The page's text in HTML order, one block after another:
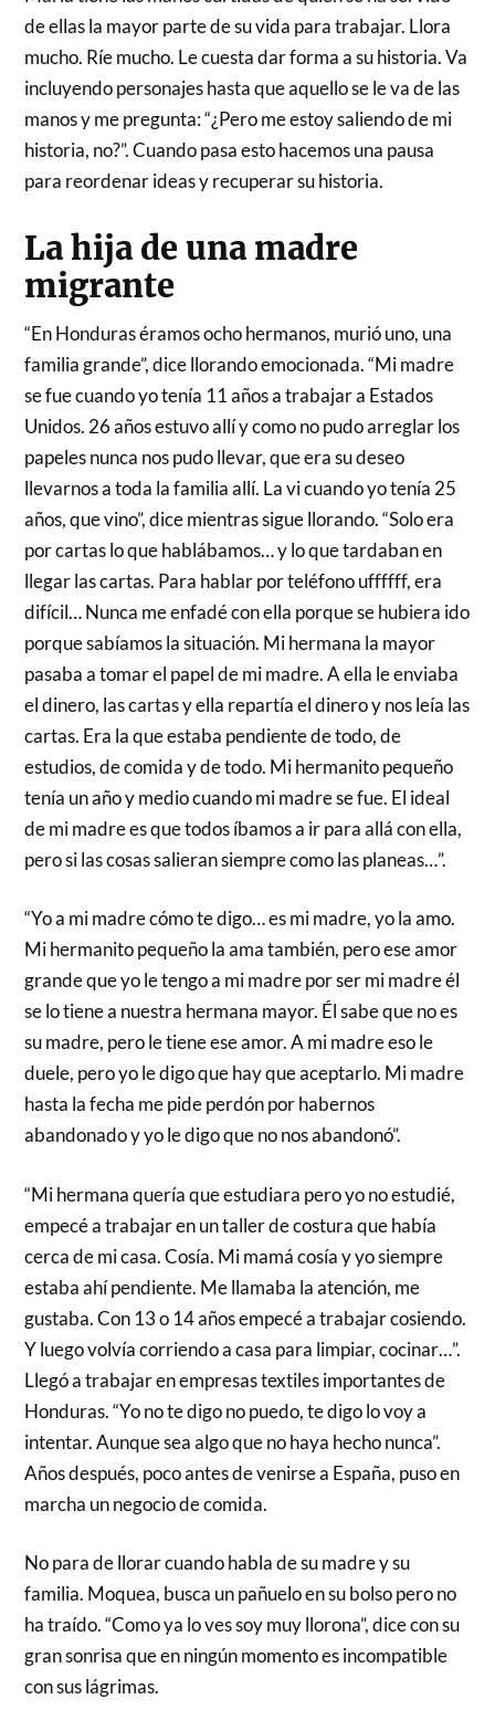
de ellas la mayor parte de su vida para trabajar. Llora
mucho. Ríe mucho. Le cuesta dar forma a su historia. Va
incluyendo personajes hasta que aquello se le va de las
manos y me pregunta: “¿Pero me estoy saliendo de mi
historia, no?”. Cuando pasa esto hacemos una pausa
para reordenar ideas y recuperar su historia.
La hija de una madre
migrante
“En Honduras éramos ocho hermanos, murió uno, una
familia grande”, dice llorando emocionada. “Mi madre
se fue cuando yo tenía 11 años a trabajar a Estados
Unidos. 26 años estuvo allí y como no pudo arreglar los
papeles nunca nos pudo llevar, que era su deseo
llevarnos a toda la familia allí. La vi cuando yo tenía 25
años, que vino”, dice mientras sigue llorando. “Solo era
por cartas lo que hablábamos… y lo que tardaban en
llegar las cartas. Para hablar por teléfono uffffff, era
difícil… Nunca me enfadé con ella porque se hubiera ido
porque sabíamos la situación. Mi hermana la mayor
pasaba a tomar el papel de mi madre. A ella le enviaba
el dinero, las cartas y ella repartía el dinero y nos leía las
cartas. Era la que estaba pendiente de todo, de
estudios, de comida y de todo. Mi hermanito pequeño
tenía un año y medio cuando mi madre se fue. El ideal
de mi madre es que todos íbamos a ir para allá con ella,
pero si las cosas salieran siempre como las planeas…”.
“Yo a mi madre cómo te digo… es mi madre, yo la amo.
Mi hermanito pequeño la ama también, pero ese amor
grande que yo le tengo a mi madre por ser mi madre él
se lo tiene a nuestra hermana mayor. Él sabe que no es
su madre, pero le tiene ese amor. A mi madre eso le
duele, pero yo le digo que hay que aceptarlo. Mi madre
hasta la fecha me pide perdón por habernos
abandonado y yo le digo que no nos abandonó”.
“Mi hermana quería que estudiara pero yo no estudié,
empecé a trabajar en un taller de costura que había
cerca de mi casa. Cosía. Mi mamá cosía y yo siempre
estaba ahí pendiente. Me llamaba la atención, me
gustaba. Con 13 o 14 años empecé a trabajar cosiendo.
Y luego volvía corriendo a casa para limpiar, cocinar…”.
Llegó a trabajar en empresas textiles importantes de
Honduras. “Yo no te digo no puedo, te digo lo voy a
intentar. Aunque sea algo que no haya hecho nunca”.
Años después, poco antes de venirse a España, puso en
marcha un negocio de comida.
No para de llorar cuando habla de su madre y su
familia. Moquea, busca un pañuelo en su bolso pero no
ha traído. “Como ya lo ves soy muy llorona”, dice con su
gran sonrisa que en ningún momento es incompatible
con sus lágrimas.